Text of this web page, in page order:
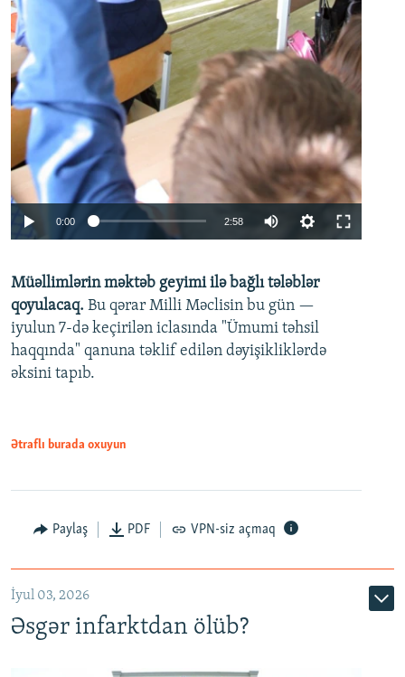
Auto 240p 360p 480p
720p 1080p
0:00 2:58
360p
480p
720p
Müəllimlərin məktəb geyimi ilə bağlı tələblər
qoyulacaq. Bu qərar Milli Məclisin bu gün —
iyulun 7-də keçirilən iclasında "Ümumi təhsil
haqqında" qanuna təklif edilən dəyişikliklərdə
əksini tapıb.
Ətraflı burada oxuyun
Paylaş PDF VPN-siz açmaq
İyul 03, 2026
Əsgər infarktdan ölüb?